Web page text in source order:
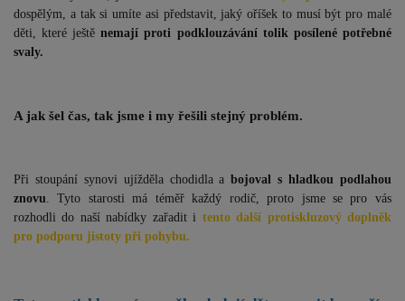
dospělým, a tak si umíte asi představit, jaký oříšek to musí být pro malé
děti, které ještěnemají proti podklouzávání tolik posílené potřebné
svaly.
A jak šel čas, tak jsme i my řešili stejný problém.
Při stoupání synovi ujížděla chodidla abojoval s hladkou podlahou
znovu. Tyto starosti má téměř každý rodič, proto jsme se pro vás
rozhodli do naší nabídky zařadit i tento další protiskluzový doplněk
pro podporu jistoty při pohybu.